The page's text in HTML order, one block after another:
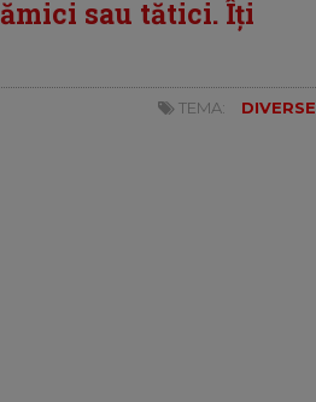
sau tătici. Îți
TEMA: DIVERSE